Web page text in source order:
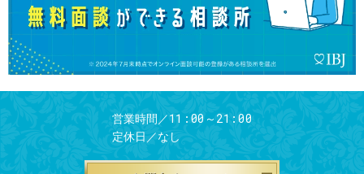
営業時間／11:00～21:00
定休日／なし